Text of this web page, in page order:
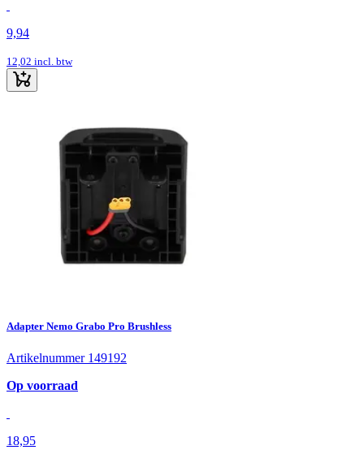
9,94
12,02 incl. btw
Adapter Nemo Grabo Pro Brushless
Artikelnummer 149192
Op voorraad
18,95